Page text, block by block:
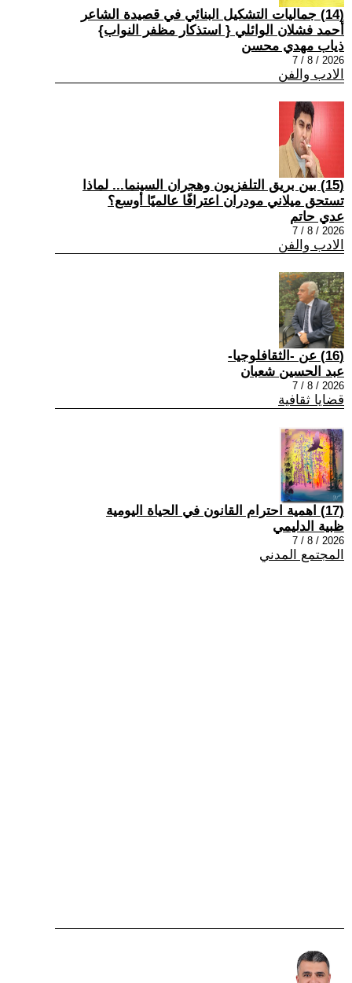
(14) جماليات التشكيل البنائي في قصيدة الشاعر
أحمد فشلان الوائلي { استذكار مظفر النواب}
ذياب مهدي محسن
2026 / 8 / 7
الادب والفن
(15) بين بريق التلفزيون وهجران السينما... لماذا
تستحق ميلاني مودران اعترافًا عالميًا أوسع؟
عدي حاتم
2026 / 8 / 7
الادب والفن
(16) عن -الثقافلوجيا-
عبد الحسين شعبان
2026 / 8 / 7
قضايا ثقافية
(17) اهمية احترام القانون في الحياة اليومية
ظبية الدليمي
2026 / 8 / 7
المجتمع المدني